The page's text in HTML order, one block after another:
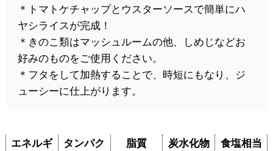
＊トマトケチャップとウスターソースで簡単にハ
ヤシライスが完成！
＊きのこ類はマッシュルームの他、しめじなどお
好みのものをご使用ください。
＊フタをして加熱することで、時短にもなり、ジ
ューシーに仕上がります。
エネルギ
タンパク
脂質
炭水化物
食塩相当